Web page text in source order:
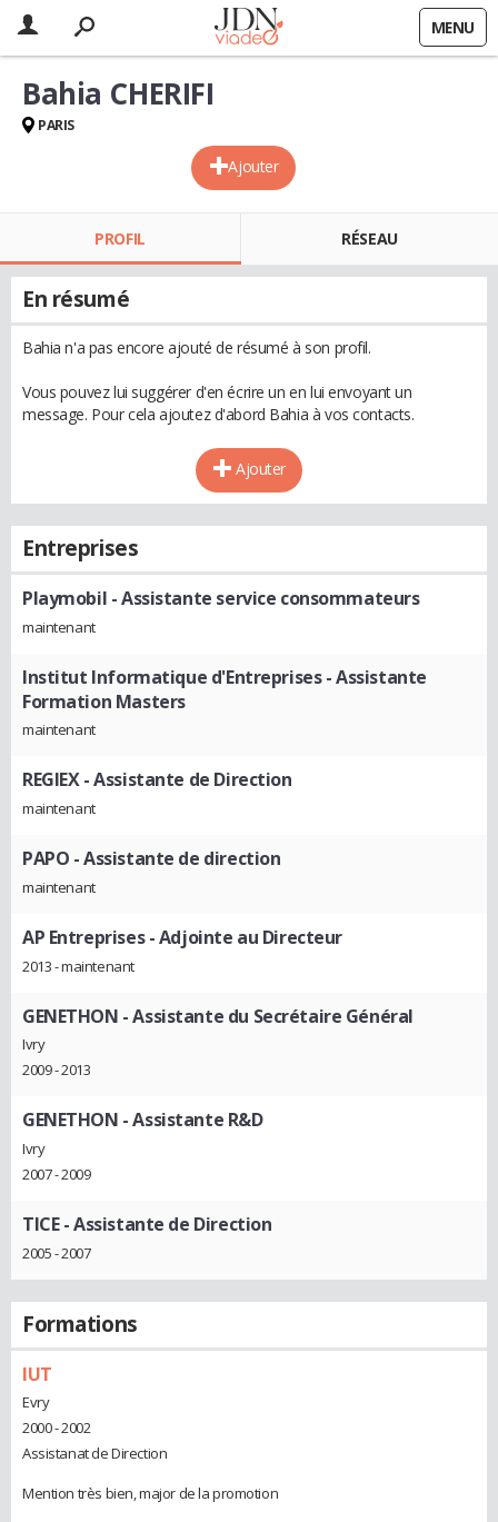
MENU
Ajouter
Bahia CHERIFI
PARIS
PROFIL RÉSEAU
En résumé
Bahia n'a pas encore ajouté de résumé à son profil.
Vous pouvez lui suggérer d'en écrire un en lui envoyant un
message. Pour cela ajoutez d'abord Bahia à vos contacts.
Ajouter
Entreprises
Playmobil - Assistante service consommateurs
maintenant
Institut Informatique d'Entreprises- Assistante
Formation Masters
maintenant
REGIEX- Assistante de Direction
maintenant
PAPO - Assistante de direction
maintenant
AP Entreprises- Adjointe au Directeur
2013 - maintenant
GENETHON - Assistante du Secrétaire Général
Ivry
2009 - 2013
GENETHON - Assistante R&D
Ivry
2007 - 2009
TICE- Assistante de Direction
2005 - 2007
Formations
IUT
Evry
2000 - 2002
Assistanat de Direction
Mention très bien, major de la promotion